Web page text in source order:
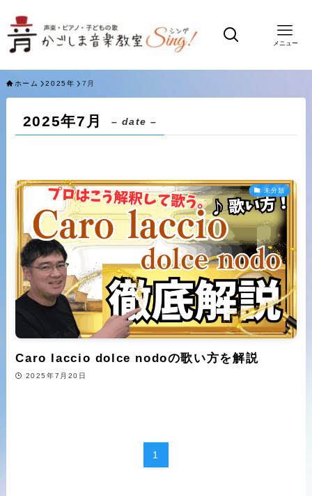
メニュー
ホーム 2025年 7月
2025年7月 – date –
未分類
Caro laccio dolce nodoの歌い方を解説
2025年7月20日
1